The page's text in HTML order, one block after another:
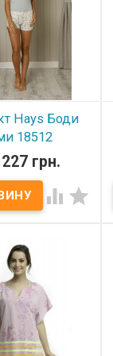
Hays Боди
18512
Боди с
Размеры: S,
боди - 92%
пакет
227 грн.
 